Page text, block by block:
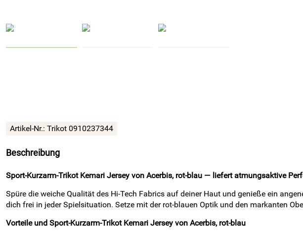
Artikel-Nr.: Trikot 0910237344
Beschreibung
Sport-Kurzarm-Trikot Kemari Jersey von Acerbis, rot-blau — liefert atmungsaktive
Spüre die weiche Qualität des Hi-Tech Fabrics auf deiner Haut und genieße ein
dich frei in jeder Spielsituation. Setze mit der rot-blauen Optik und den markanten
Vorteile und Sport-Kurzarm-Trikot Kemari Jersey von Acerbis, rot-blau